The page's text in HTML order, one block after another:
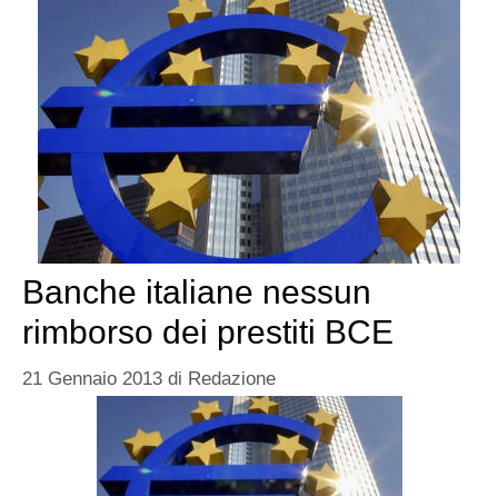
Banche italiane nessun
rimborso dei prestiti BCE
21 Gennaio 2013 di Redazione